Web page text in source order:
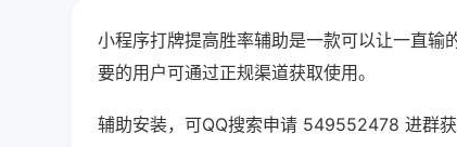
小程序打牌提高胜率辅助是一款可以让一直输
要的用户可通过正规渠道获取使用。
辅助安装，可QQ搜索申请 549552478 进群